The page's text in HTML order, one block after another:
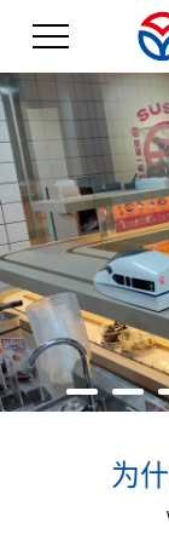
为